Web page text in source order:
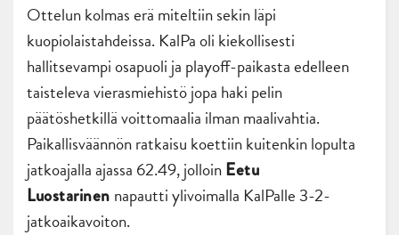
Ottelun kolmas erä miteltiin sekin läpi
kuopiolaistahdeissa. KalPa oli kiekollisesti
hallitsevampi osapuoli ja playoff-paikasta edelleen
taisteleva vierasmiehistö jopa haki pelin
päätöshetkillä voittomaalia ilman maalivahtia.
Paikallisväännön ratkaisu koettiin kuitenkin lopulta
jatkoajalla ajassa 62.49, jolloinEetu
Luostarinen napautti ylivoimalla KalPalle 3-2-
jatkoaikavoiton.